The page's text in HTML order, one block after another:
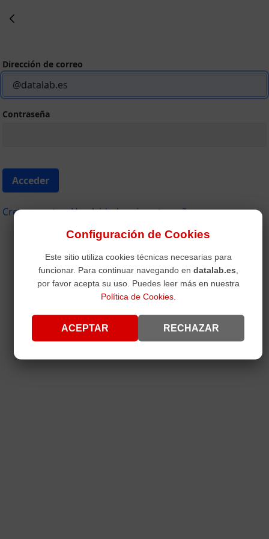
Dirección de correo
Contraseña
Acceder
Crear cuenta He olvidado mi contraseña
Configuración de Cookies
Este sitio utiliza cookies técnicas necesarias para
funcionar. Para continuar navegando en datalab.es
por favor acepta su uso. Puedes leer más en nuestra
Política de Cookies.
ACEPTAR RECHAZAR